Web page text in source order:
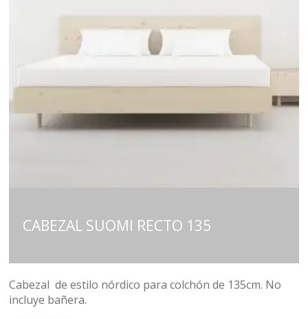
CABEZAL SUOMI RECTO 135
Cabezal de estilo nórdico para colchón de 135cm. No
incluye bañera.